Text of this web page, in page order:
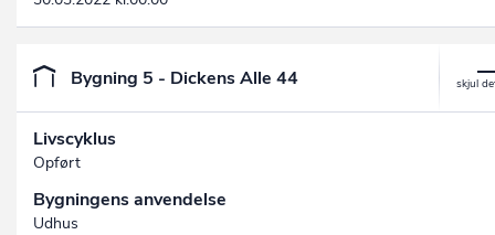
Bygning 5 - Dickens Alle 44
Livscyklus
Opført
Bygningens anvendelse
Udhus